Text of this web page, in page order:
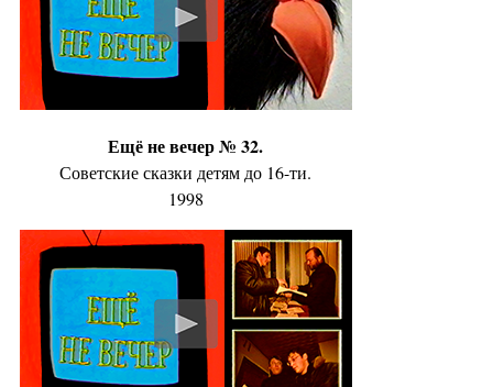
Ещё не вечер № 32.
Советские сказки детям до 16-ти.
1998